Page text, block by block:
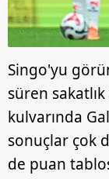
Singo'yu
süren
kulvarında
sonuçlar çok
de puan